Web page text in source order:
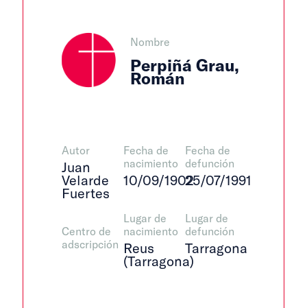
Nombre
Perpiñá Grau,
Román
Autor
Juan
Velarde
Fuertes
Centro de
adscripción
Fecha de
nacimiento
10/09/1902
Lugar de
nacimiento
Reus
(Tarragona)
Fecha de
defunción
25/07/1991
Lugar de
defunción
Tarragona